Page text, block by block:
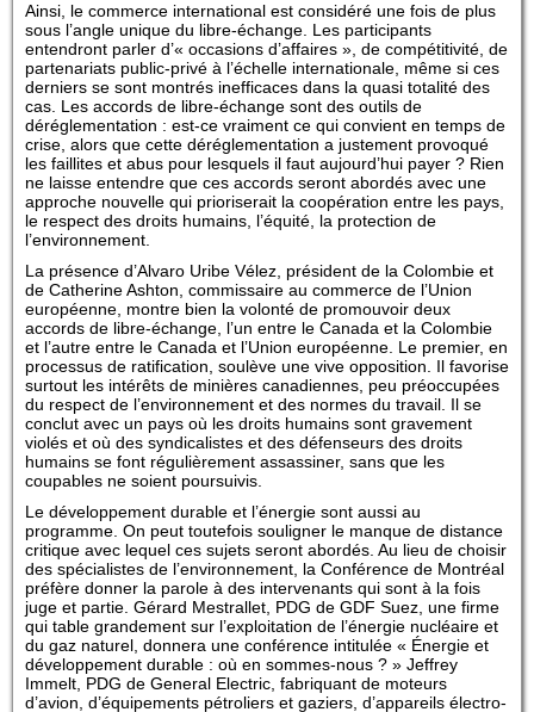
Ainsi, le commerce international est considéré une fois de plus
sous l’angle unique du libre-échange. Les participants
entendront parler d’« occasions d’affaires », de compétitivité, de
partenariats public-privé à l’échelle internationale, même si ces
derniers se sont montrés inefficaces dans la quasi totalité des
cas. Les accords de libre-échange sont des outils de
déréglementation : est-ce vraiment ce qui convient en temps de
crise, alors que cette déréglementation a justement provoqué
les faillites et abus pour lesquels il faut aujourd’hui payer ? Rien
ne laisse entendre que ces accords seront abordés avec une
approche nouvelle qui prioriserait la coopération entre les pays,
le respect des droits humains, l’équité, la protection de
l’environnement.
La présence d’Alvaro Uribe Vélez, président de la Colombie et
de Catherine Ashton, commissaire au commerce de l’Union
européenne, montre bien la volonté de promouvoir deux
accords de libre-échange, l’un entre le Canada et la Colombie
et l’autre entre le Canada et l’Union européenne. Le premier, en
processus de ratification, soulève une vive opposition. Il favorise
surtout les intérêts de minières canadiennes, peu préoccupées
du respect de l’environnement et des normes du travail. Il se
conclut avec un pays où les droits humains sont gravement
violés et où des syndicalistes et des défenseurs des droits
humains se font régulièrement assassiner, sans que les
coupables ne soient poursuivis.
Le développement durable et l’énergie sont aussi au
programme. On peut toutefois souligner le manque de distance
critique avec lequel ces sujets seront abordés. Au lieu de choisir
des spécialistes de l’environnement, la Conférence de Montréal
préfère donner la parole à des intervenants qui sont à la fois
juge et partie. Gérard Mestrallet, PDG de GDF Suez, une firme
qui table grandement sur l’exploitation de l’énergie nucléaire et
du gaz naturel, donnera une conférence intitulée « Énergie et
développement durable : où en sommes-nous ? » Jeffrey
Immelt, PDG de General Electric, fabriquant de moteurs
d’avion, d’équipements pétroliers et gaziers, d’appareils électro-